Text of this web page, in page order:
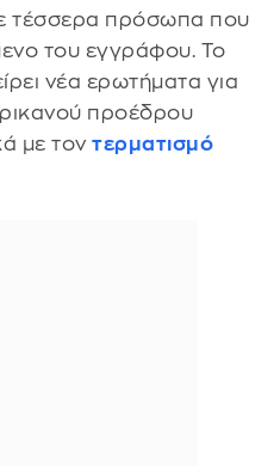
τέσσερα πρόσωπα που
του εγγράφου. Το
νέα ερωτήματα για
προέδρου
με τον τερματισμό